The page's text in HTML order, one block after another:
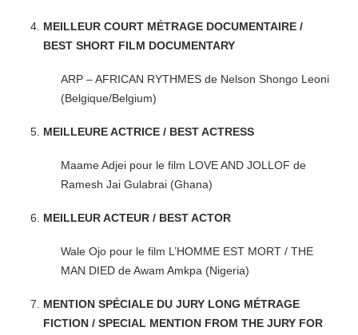
MEILLEUR COURT MÉTRAGE DOCUMENTAIRE /
BEST SHORT FILM DOCUMENTARY
ARP – AFRICAN RYTHMES de Nelson Shongo Leoni
(Belgique/Belgium)
MEILLEURE ACTRICE / BEST ACTRESS
Maame Adjei pour le film LOVE AND JOLLOF de
Ramesh Jai Gulabrai (Ghana)
MEILLEUR ACTEUR / BEST ACTOR
Wale Ojo pour le film L’HOMME EST MORT / THE
MAN DIED de Awam Amkpa (Nigeria)
MENTION SPÉCIALE DU JURY LONG MÉTRAGE
FICTION / SPECIAL MENTION FROM THE JURY FOR